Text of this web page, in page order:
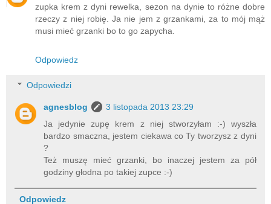
zupka krem z dyni rewelka, sezon na dynie to różne dobre
rzeczy z niej robię. Ja nie jem z grzankami, za to mój mąż
musi mieć grzanki bo to go zapycha.
Odpowiedz
Odpowiedzi
agnesblog
3 listopada 2013 23:29
Ja jedynie zupę krem z niej stworzyłam :-) wyszła
bardzo smaczna, jestem ciekawa co Ty tworzysz z dyni
?
Też muszę mieć grzanki, bo inaczej jestem za pół
godziny głodna po takiej zupce :-)
Odpowiedz